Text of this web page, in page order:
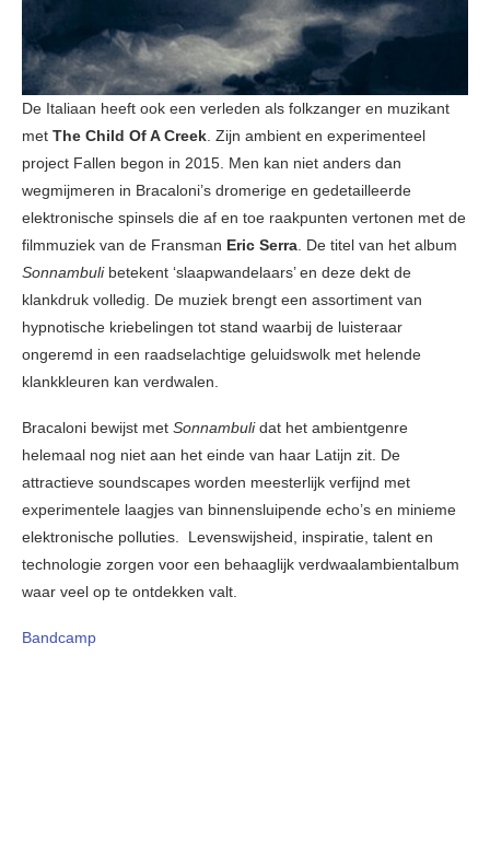
De Italiaan heeft ook een verleden als folkzanger en muzikant
met The Child Of A Creek. Zijn ambient en experimenteel
project Fallen begon in 2015. Men kan niet anders dan
wegmijmeren in Bracaloni’s dromerige en gedetailleerde
elektronische spinsels die af en toe raakpunten vertonen met de
filmmuziek van de Fransman Eric Serra. De titel van het album
Sonnambulibetekent ‘slaapwandelaars’ en deze dekt de
klankdruk volledig. De muziek brengt een assortiment van
hypnotische kriebelingen tot stand waarbij de luisteraar
ongeremd in een raadselachtige geluidswolk met helende
klankkleuren kan verdwalen.
Bracaloni bewijst met Sonnambulidat het ambientgenre
helemaal nog niet aan het einde van haar Latijn zit. De
attractieve soundscapes worden meesterlijk verfijnd met
experimentele laagjes van binnensluipende echo’s en minieme
elektronische polluties. Levenswijsheid, inspiratie, talent en
technologie zorgen voor een behaaglijk verdwaalambientalbum
waar veel op te ontdekken valt.
Bandcamp